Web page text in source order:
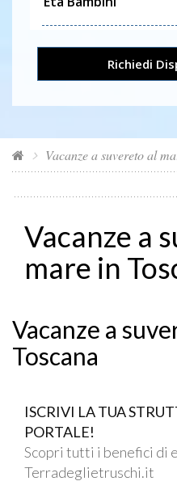
Richiedi
Vacanze a suvereto al
Vacanze a
mare in
Vacanze a
Toscana
ISCRIVI LA TUA
PORTALE!
Scopri tutti i benefici di
Terradeglietruschi.it